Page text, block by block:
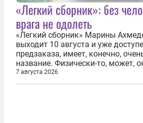
«Легкий сборник»: без
врага не одолеть
«Легкий сборник» Марины
выходит 10 августа и уже
предзаказа, имеет, конечно,
название. Физически-то, может,
относительно. Но
безотносительно тяжелый.
7 августа 2026